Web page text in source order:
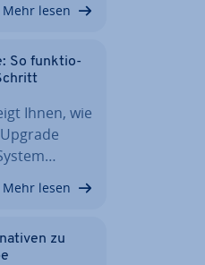
Mehr lesen
So funk­tio­
Ihnen, wie
Mehr lesen
zu